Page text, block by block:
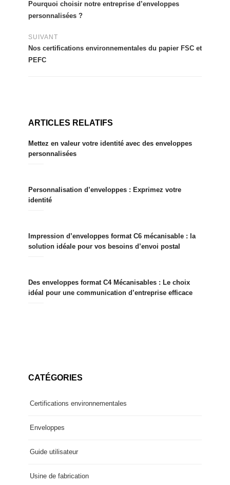
Pourquoi choisir notre entreprise d’enveloppes
personnalisées ?
SUIVANT
Nos certifications environnementales du papier FSC et
PEFC
ARTICLES RELATIFS
Mettez en valeur votre identité avec des enveloppes
personnalisées
Personnalisation d’enveloppes : Exprimez votre
identité
Impression d’enveloppes format C6 mécanisable : la
solution idéale pour vos besoins d’envoi postal
Des enveloppes format C4 Mécanisables : Le choix
idéal pour une communication d’entreprise efficace
CATÉGORIES
Certifications environnementales
Enveloppes
Guide utilisateur
Usine de fabrication